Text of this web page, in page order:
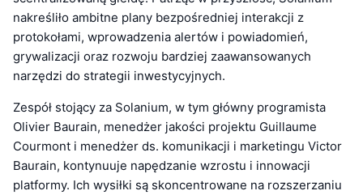
nakreśliło ambitne plany bezpośredniej interakcji z
protokołami, wprowadzenia alertów i powiadomień,
grywalizacji oraz rozwoju bardziej zaawansowanych
narzędzi do strategii inwestycyjnych.
Zespół stojący za Solanium, w tym główny programista
Olivier Baurain, menedżer jakości projektu Guillaume
Courmont i menedżer ds. komunikacji i marketingu Victor
Baurain, kontynuuje napędzanie wzrostu i innowacji
platformy. Ich wysiłki są skoncentrowane na rozszerzaniu